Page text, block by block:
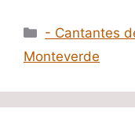
Categorías
- Cantantes
Monteverde